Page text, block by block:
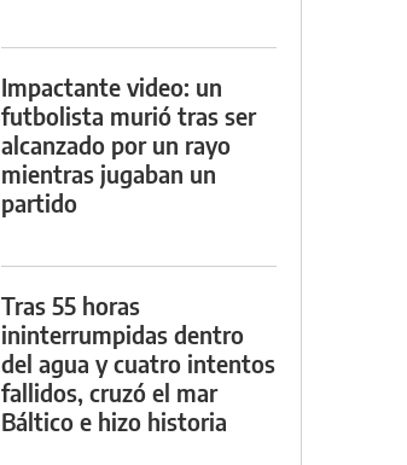
Impactante video: un
futbolista murió tras ser
alcanzado por un rayo
mientras jugaban un
partido
Tras 55 horas
ininterrumpidas dentro
del agua y cuatro intentos
fallidos, cruzó el mar
Báltico e hizo historia